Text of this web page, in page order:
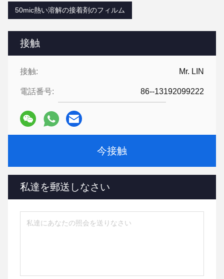
接触
接触: Mr. LIN
電話番号: 86--13192099222
今接触
私達を郵送しなさい
50mic熱い溶解の接着剤のフィルム